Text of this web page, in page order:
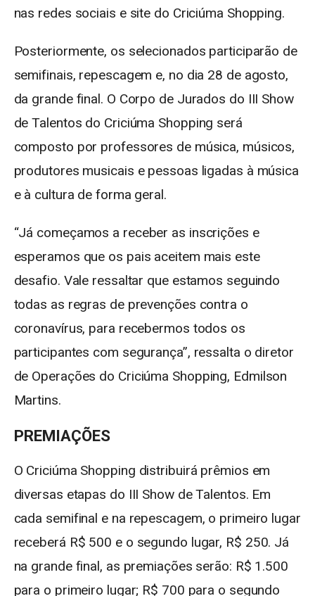
nas redes sociais e site do Criciúma Shopping.
Posteriormente, os selecionados participarão de
semifinais, repescagem e, no dia 28 de agosto,
da grande final. O Corpo de Jurados do III Show
de Talentos do Criciúma Shopping será
composto por professores de música, músicos,
produtores musicais e pessoas ligadas à música
e à cultura de forma geral.
“Já começamos a receber as inscrições e
esperamos que os pais aceitem mais este
desafio. Vale ressaltar que estamos seguindo
todas as regras de prevenções contra o
coronavírus, para recebermos todos os
participantes com segurança”, ressalta o diretor
de Operações do Criciúma Shopping, Edmilson
Martins.
PREMIAÇÕES
O Criciúma Shopping distribuirá prêmios em
diversas etapas do III Show de Talentos. Em
cada semifinal e na repescagem, o primeiro lugar
receberá R$ 500 e o segundo lugar, R$ 250. Já
na grande final, as premiações serão: R$ 1.500
para o primeiro lugar; R$ 700 para o segundo